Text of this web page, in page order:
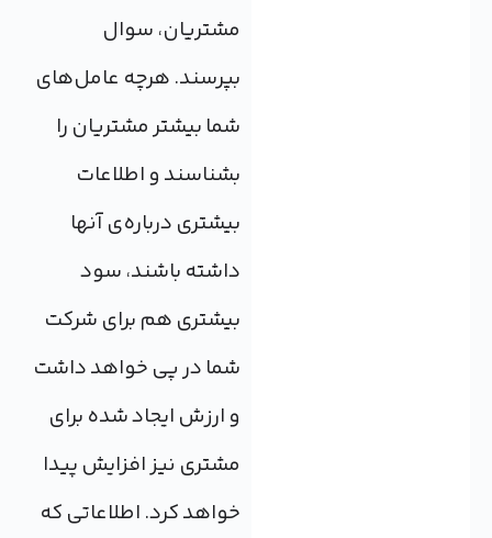
مشتریان، سوال
بپرسند. هرچه عامل‌های
شما بیشتر مشتریان را
بشناسند و اطلاعات
بیشتری درباره‌ی آنها
داشته باشند، سود
بیشتری هم برای شرکت
شما در پی خواهد داشت
و ارزش ایجاد شده برای
مشتری نیز افزایش پیدا
خواهد کرد. اطلاعاتی که